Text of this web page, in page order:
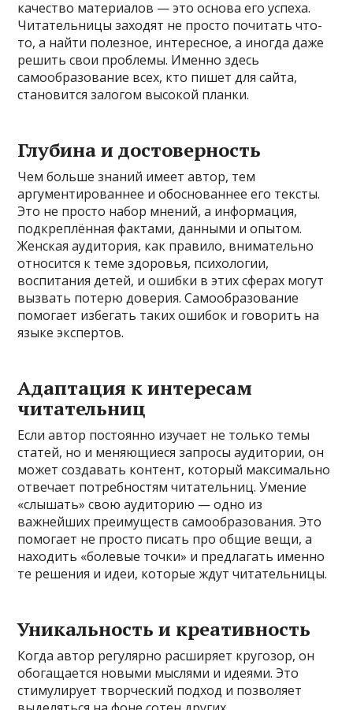
качество материалов — это основа его успеха.
Читательницы заходят не просто почитать что-
то, а найти полезное, интересное, а иногда даже
решить свои проблемы. Именно здесь
самообразование всех, кто пишет для сайта,
становится залогом высокой планки.
Глубина и достоверность
Чем больше знаний имеет автор, тем
аргументированнее и обоснованнее его тексты.
Это не просто набор мнений, а информация,
подкреплённая фактами, данными и опытом.
Женская аудитория, как правило, внимательно
относится к теме здоровья, психологии,
воспитания детей, и ошибки в этих сферах могут
вызвать потерю доверия. Самообразование
помогает избегать таких ошибок и говорить на
языке экспертов.
Адаптация к интересам
читательниц
Если автор постоянно изучает не только темы
статей, но и меняющиеся запросы аудитории, он
может создавать контент, который максимально
отвечает потребностям читательниц. Умение
«слышать» свою аудиторию — одно из
важнейших преимуществ самообразования. Это
помогает не просто писать про общие вещи, а
находить «болевые точки» и предлагать именно
те решения и идеи, которые ждут читательницы.
Уникальность и креативность
Когда автор регулярно расширяет кругозор, он
обогащается новыми мыслями и идеями. Это
стимулирует творческий подход и позволяет